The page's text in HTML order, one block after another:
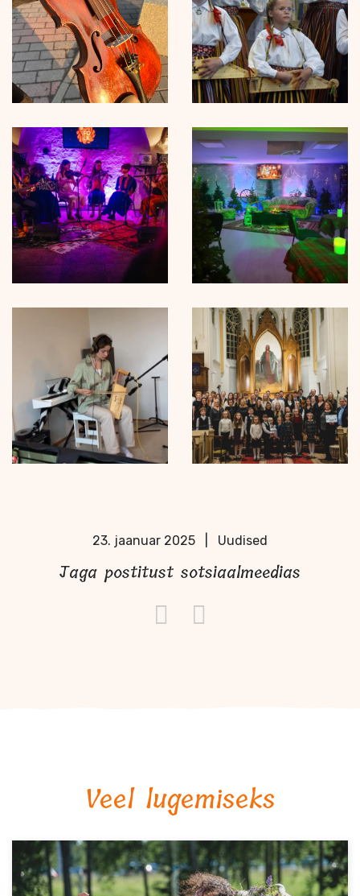
23. jaanuar 2025 Uudised
Jaga postitust sotsiaalmeedias
Veel lugemiseks